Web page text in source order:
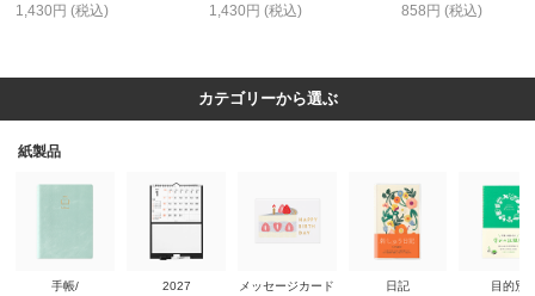
1,430円 (税込)
1,430円 (税込)
858円 (税込)
カテゴリーから選ぶ
紙製品
手帳/
2027
メッセージカード 日記
目的別